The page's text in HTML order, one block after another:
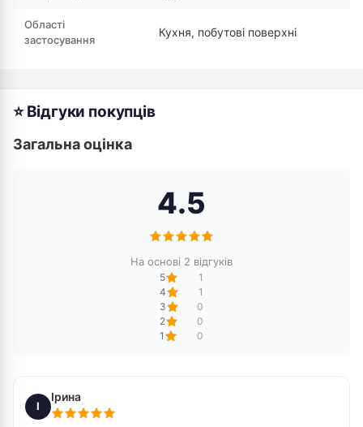
Області
застосування
Кухня, побутові поверхні
⭐ Відгуки покупців
Загальна оцінка
4.5
На основі 2 відгуків
5
1
4
1
3
0
2
0
1
0
І
Ірина